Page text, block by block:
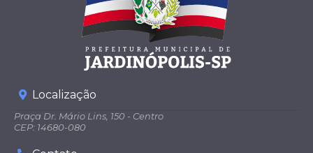
Localização
Praça Dr. Mário Lins, 150 - Centro
CEP: 14680-080